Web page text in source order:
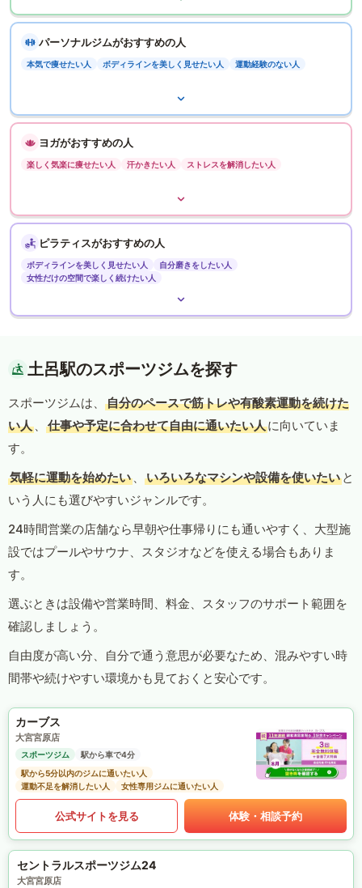
パーソナルジムがおすすめの人
本気で痩せたい人 ボディラインを美しく見せたい人 運動経験のない人
ヨガがおすすめの人
楽しく気楽に痩せたい人 汗かきたい人 ストレスを解消したい人
ピラティスがおすすめの人
ボディラインを美しく見せたい人
自分磨きをしたい人
女性だけの空間で楽しく続けたい人
土呂駅のスポーツジムを探す
スポーツジムは、
自分のペースで筋トレや有酸素運動を続けた
い人 、 仕事や予定に合わせて自由に通いたい人に向いていま
す。
気軽に運動を始めたい 、 いろいろなマシンや設備を使いたい と
いう人にも選びやすいジャンルです。
24時間営業の店舗なら早朝や仕事帰りにも通いやすく、大型施
設ではプールやサウナ、スタジオなどを使える場合もありま
す。
選ぶときは設備や営業時間、料金、スタッフのサポート範囲を
確認しましょう。
自由度が高い分、自分で通う意思が必要なため、混みやすい時
間帯や続けやすい環境かも見ておくと安心です。
カーブス
大宮宮原店
スポーツジム
駅から車で4分
駅から5分以内のジムに通いたい人
運動不足を解消したい人
女性専用ジムに通いたい人
公式サイトを見る 体験・相談予約
セントラルスポーツジム24
大宮宮原店